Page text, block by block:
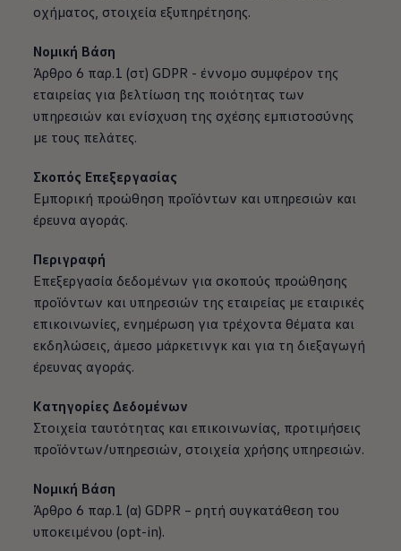
οχήματος, στοιχεία εξυπηρέτησης.
Νομική Βάση
Άρθρο 6 παρ.1 (στ) GDPR - έννομο συμφέρον της
εταιρείας για βελτίωση της ποιότητας των
υπηρεσιών και ενίσχυση της σχέσης εμπιστοσύνης
με τους πελάτες.
Σκοπός Επεξεργασίας
Εμπορική προώθηση προϊόντων και υπηρεσιών και
έρευνα αγοράς.
Περιγραφή
Επεξεργασία δεδομένων για σκοπούς προώθησης
προϊόντων και υπηρεσιών της εταιρείας με εταιρικές
επικοινωνίες, ενημέρωση για τρέχοντα θέματα και
εκδηλώσεις, άμεσο μάρκετινγκ και για τη διεξαγωγή
έρευνας αγοράς.
Κατηγορίες Δεδομένων
Στοιχεία ταυτότητας και επικοινωνίας, προτιμήσεις
προϊόντων/υπηρεσιών, στοιχεία χρήσης υπηρεσιών.
Νομική Βάση
Άρθρο 6 παρ.1 (α) GDPR – ρητή συγκατάθεση του
υποκειμένου (opt-in).